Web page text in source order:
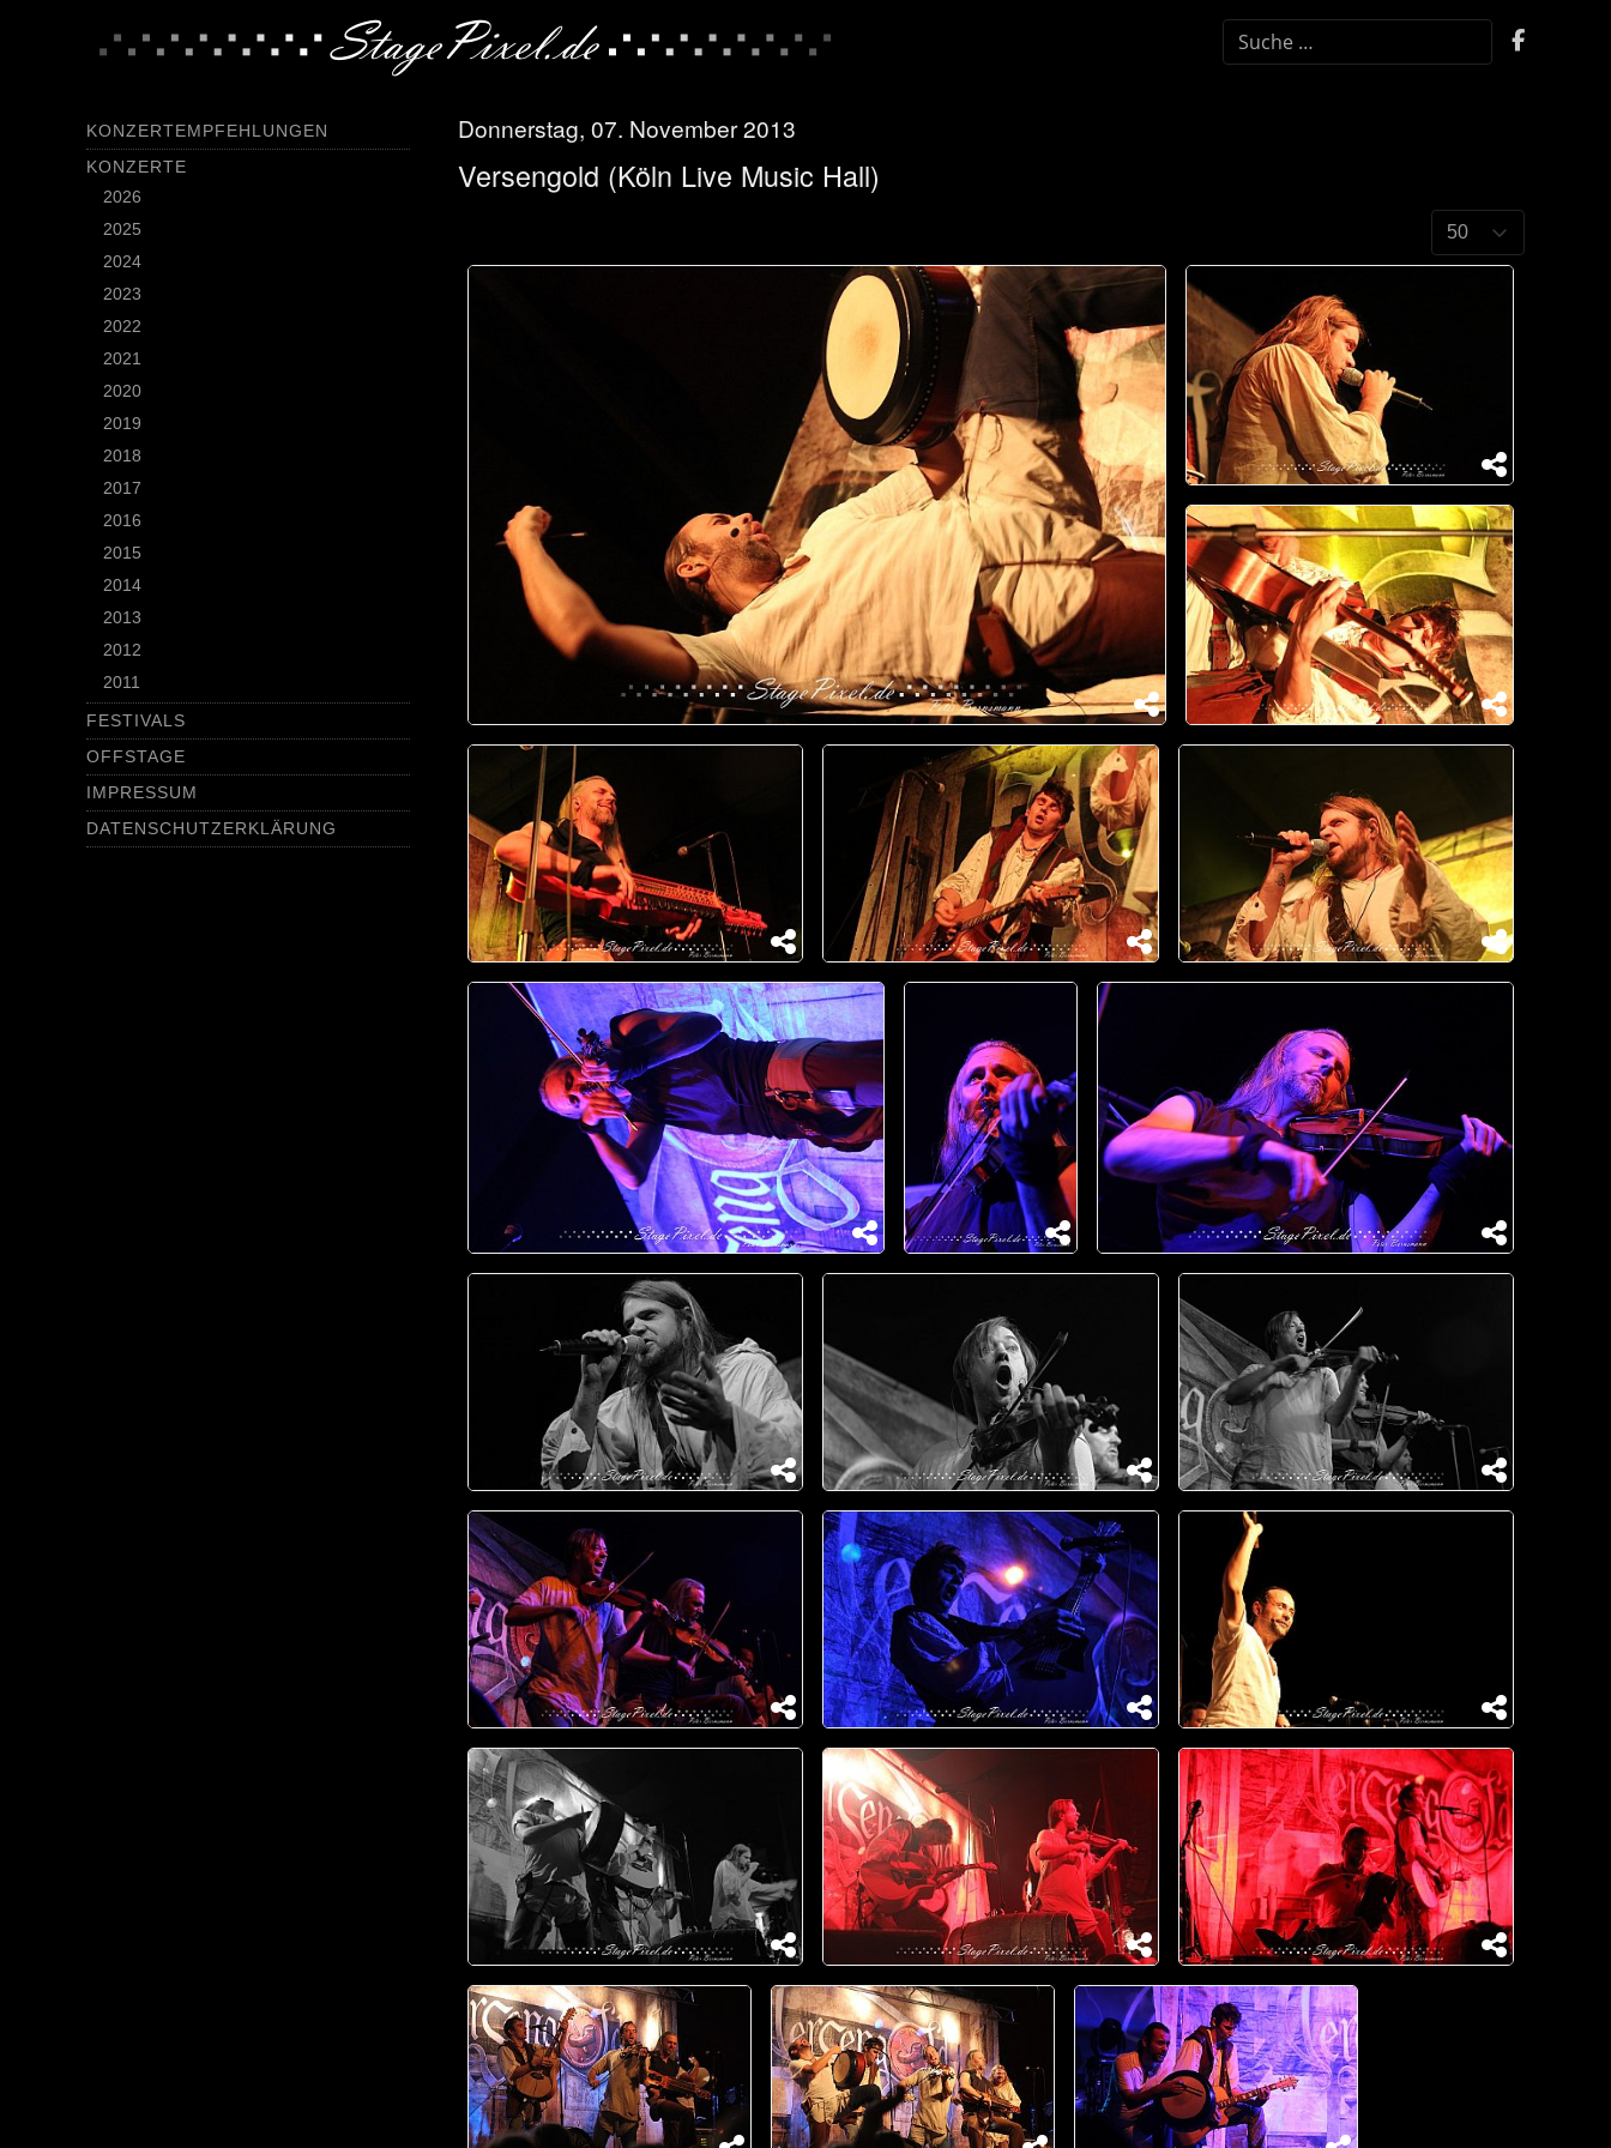
SUCHEN
KONZERTEMPFEHLUNGEN
KONZERTE
2026
2025
2024
2023
2022
2021
2020
2019
2018
2017
2016
2015
2014
2013
2012
2011
FESTIVALS
OFFSTAGE
IMPRESSUM
DATENSCHUTZERKLÄRUNG
Donnerstag, 07. November 2013
Versengold (Köln Live Music Hall)